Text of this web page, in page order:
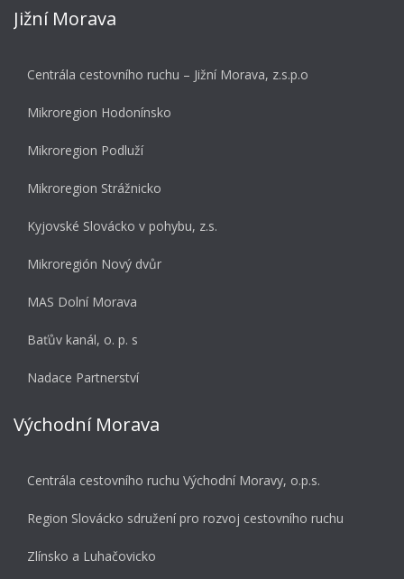
Jižní Morava
Centrála cestovního ruchu – Jižní Morava, z.s.p.o
Mikroregion Hodonínsko
Mikroregion Podluží
Mikroregion Strážnicko
Kyjovské Slovácko v pohybu, z.s.
Mikroregión Nový dvůr
MAS Dolní Morava
Baťův kanál, o. p. s
Nadace Partnerství
Východní Morava
Centrála cestovního ruchu Východní Moravy, o.p.s.
Region Slovácko sdružení pro rozvoj cestovního ruchu
Zlínsko a Luhačovicko